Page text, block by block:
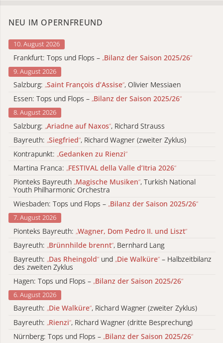
NEU IM OPERNFREUND
10. August 2026
Frankfurt: Tops und Flops – „Bilanz der Saison 2025/26“
9. August 2026
Salzburg: „Saint François d’Assise“, Olivier Messiaen
Essen: Tops und Flops – „Bilanz der Saison 2025/26“
8. August 2026
Salzburg: „Ariadne auf Naxos“, Richard Strauss
Bayreuth: „Siegfried“, Richard Wagner (zweiter Zyklus)
Kontrapunkt: „Gedanken zu Rienzi“
Martina Franca: „FESTIVAL della Valle d’Itria 2026“
Pionteks Bayreuth „Magische Musiken“, Turkish National
Youth Philharmonic Orchestra
Wiesbaden: Tops und Flops – „Bilanz der Saison 2025/26“
7. August 2026
Pionteks Bayreuth: „Wagner, Dom Pedro II. und Liszt“
Bayreuth: „Brünnhilde brennt“, Bernhard Lang
Bayreuth: „Das Rheingold“ und „Die Walküre“ – Halbzeitbilanz
des zweiten Zyklus
Hagen: Tops und Flops – „Bilanz der Saison 2025/26“
6. August 2026
Bayreuth: „Die Walküre“, Richard Wagner (zweiter Zyklus)
Bayreuth: „Rienzi“, Richard Wagner (dritte Besprechung)
Nürnberg: Tops und Flops – „Bilanz der Saison 2025/26“